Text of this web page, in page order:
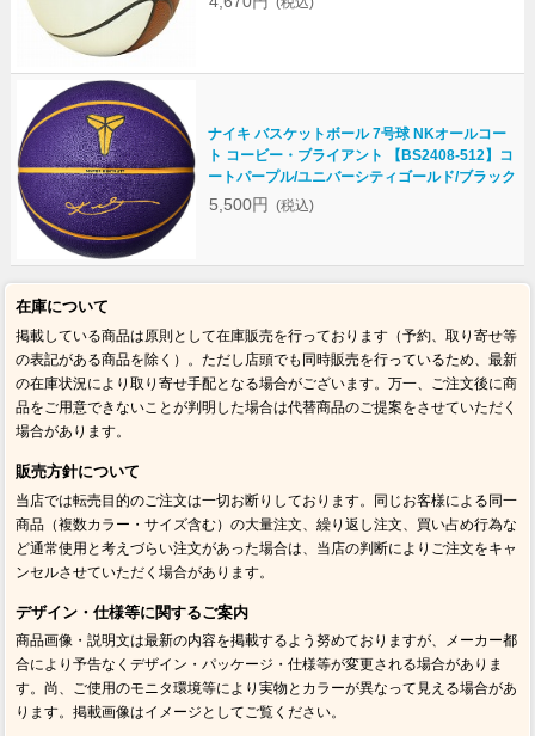
ナイキ バスケットボール 7号球 NKオールコー
ト コービー・ブライアント 【BS2408-512】コ
ートパープル/ユニバーシティゴールド/ブラック
5,500円 (税込)
在庫について
掲載している商品は原則として在庫販売を行っております（予約、取り寄せ等
の表記がある商品を除く）。ただし店頭でも同時販売を行っているため、最新
の在庫状況により取り寄せ手配となる場合がございます。万一、ご注文後に商
品をご用意できないことが判明した場合は代替商品のご提案をさせていただく
場合があります。
販売方針について
当店では転売目的のご注文は一切お断りしております。同じお客様による同一
商品（複数カラー・サイズ含む）の大量注文、繰り返し注文、買い占め行為な
ど通常使用と考えづらい注文があった場合は、当店の判断によりご注文をキャ
ンセルさせていただく場合があります。
デザイン・仕様等に関するご案内
商品画像・説明文は最新の内容を掲載するよう努めておりますが、メーカー都
合により予告なくデザイン・パッケージ・仕様等が変更される場合がありま
す。尚、ご使用のモニタ環境等により実物とカラーが異なって見える場合があ
ります。掲載画像はイメージとしてご覧ください。